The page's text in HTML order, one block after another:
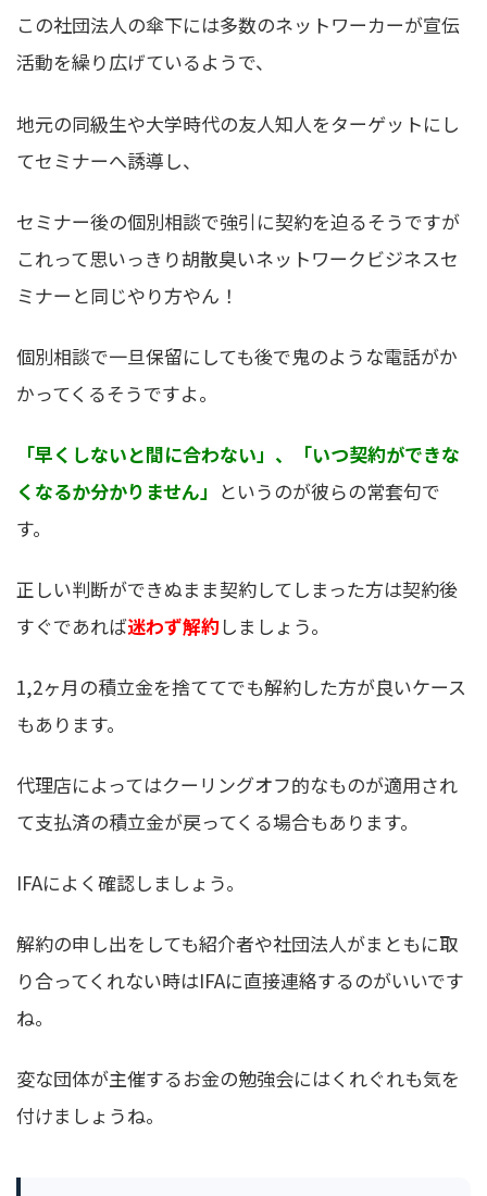
この社団法人の傘下には多数のネットワーカーが宣伝
活動を繰り広げているようで、
地元の同級生や大学時代の友人知人をターゲットにし
てセミナーへ誘導し、
セミナー後の個別相談で強引に契約を迫るそうですが
これって思いっきり胡散臭いネットワークビジネスセ
ミナーと同じやり方やん！
個別相談で一旦保留にしても後で鬼のような電話がか
かってくるそうですよ。
「早くしないと間に合わない」、「いつ契約ができな
くなるか分かりません」 というのが彼らの常套句で
す。
正しい判断ができぬまま契約してしまった方は契約後
すぐであれば迷わず解約しましょう。
1,2ヶ月の積立金を捨ててでも解約した方が良いケース
もあります。
代理店によってはクーリングオフ的なものが適用され
て支払済の積立金が戻ってくる場合もあります。
IFAによく確認しましょう。
解約の申し出をしても紹介者や社団法人がまともに取
り合ってくれない時はIFAに直接連絡するのがいいです
ね。
変な団体が主催するお金の勉強会にはくれぐれも気を
付けましょうね。